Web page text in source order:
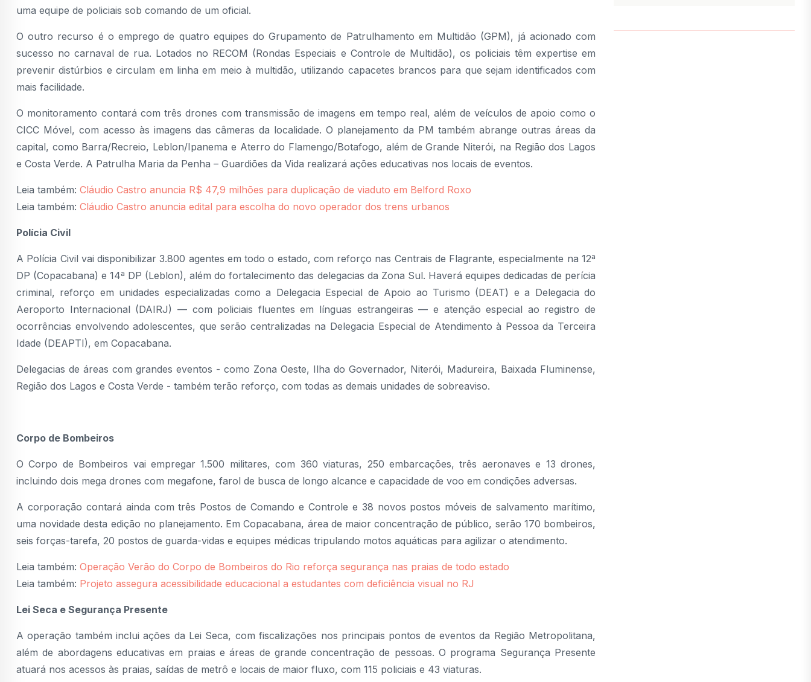
uma equipe de policiais sob comando de um oficial.
O outro recurso é o emprego de quatro equipes do Grupamento de Patrulhamento em Multidão (GPM), já acionado com
sucesso no carnaval de rua. Lotados no RECOM (Rondas Especiais e Controle de Multidão), os policiais têm expertise em
prevenir distúrbios e circulam em linha em meio à multidão, utilizando capacetes brancos para que sejam identificados com
mais facilidade.
O monitoramento contará com três drones com transmissão de imagens em tempo real, além de veículos de apoio como o
CICC Móvel, com acesso às imagens das câmeras da localidade. O planejamento da PM também abrange outras áreas da
capital, como Barra/Recreio, Leblon/Ipanema e Aterro do Flamengo/Botafogo, além de Grande Niterói, na Região dos Lagos
e Costa Verde. A Patrulha Maria da Penha – Guardiões da Vida realizará ações educativas nos locais de eventos.
Leia também: Cláudio Castro anuncia R$ 47,9 milhões para duplicação de viaduto em Belford Roxo
Leia também: Cláudio Castro anuncia edital para escolha do novo operador dos trens urbanos
Polícia Civil
A Polícia Civil vai disponibilizar 3.800 agentes em todo o estado, com reforço nas Centrais de Flagrante, especialmente na 12ª
DP (Copacabana) e 14ª DP (Leblon), além do fortalecimento das delegacias da Zona Sul. Haverá equipes dedicadas de perícia
criminal, reforço em unidades especializadas como a Delegacia Especial de Apoio ao Turismo (DEAT) e a Delegacia do
Aeroporto Internacional (DAIRJ) — com policiais fluentes em línguas estrangeiras — e atenção especial ao registro de
ocorrências envolvendo adolescentes, que serão centralizadas na Delegacia Especial de Atendimento à Pessoa da Terceira
Idade (DEAPTI), em Copacabana.
Delegacias de áreas com grandes eventos - como Zona Oeste, Ilha do Governador, Niterói, Madureira, Baixada Fluminense,
Região dos Lagos e Costa Verde - também terão reforço, com todas as demais unidades de sobreaviso.
Corpo de Bombeiros
O Corpo de Bombeiros vai empregar 1.500 militares, com 360 viaturas, 250 embarcações, três aeronaves e 13 drones,
incluindo dois mega drones com megafone, farol de busca de longo alcance e capacidade de voo em condições adversas.
A corporação contará ainda com três Postos de Comando e Controle e 38 novos postos móveis de salvamento marítimo,
uma novidade desta edição no planejamento. Em Copacabana, área de maior concentração de público, serão 170 bombeiros,
seis forças-tarefa, 20 postos de guarda-vidas e equipes médicas tripulando motos aquáticas para agilizar o atendimento.
Leia também: Operação Verão do Corpo de Bombeiros do Rio reforça segurança nas praias de todo estado
Leia também: Projeto assegura acessibilidade educacional a estudantes com deficiência visual no RJ
Lei Seca e Segurança Presente
A operação também inclui ações da Lei Seca, com fiscalizações nos principais pontos de eventos da Região Metropolitana,
além de abordagens educativas em praias e áreas de grande concentração de pessoas. O programa Segurança Presente
atuará nos acessos às praias, saídas de metrô e locais de maior fluxo, com 115 policiais e 43 viaturas.